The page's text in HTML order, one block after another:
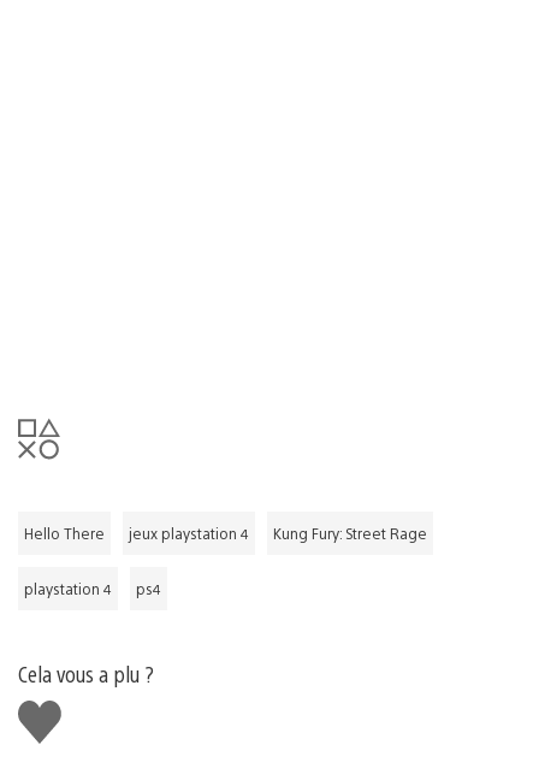
Hello There jeux playstation 4 Kung Fury: Street Rage
playstation 4 ps4
Cela vous a plu ?
J'aime